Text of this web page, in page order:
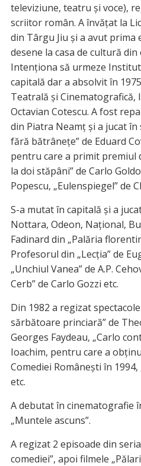
televiziune, teatru și voce),
scriitor român. A învățat la
din Târgu Jiu și a avut prima
desene la casa de cultură din
Intenționa să urmeze
capitală dar a absolvit în
Teatrală și Cinematografică,
Octavian Cotescu. A fost
din Piatra Neamț și a jucat în
fără bătrânețe” de Eduard
pentru care a primit premiul
la doi stăpâni” de Carlo
Popescu, „Eulenspiegel” de
S-a mutat în capitală și a
Nottara, Odeon, Național,
Fadinard din „Palăria
Profesorul din „Lecția” de
„Unchiul Vanea” de A.P.
Cerb” de Carlo Gozzi etc.
Din 1982 a regizat
sărbătoare princiară” de
Georges Faydeau, „Carlo
Ioachim, pentru care a
Comediei Românești în
etc.
A debutat în cinematografie
„Muntele ascuns”.
A regizat 2 episoade din
comediei”, apoi filmele